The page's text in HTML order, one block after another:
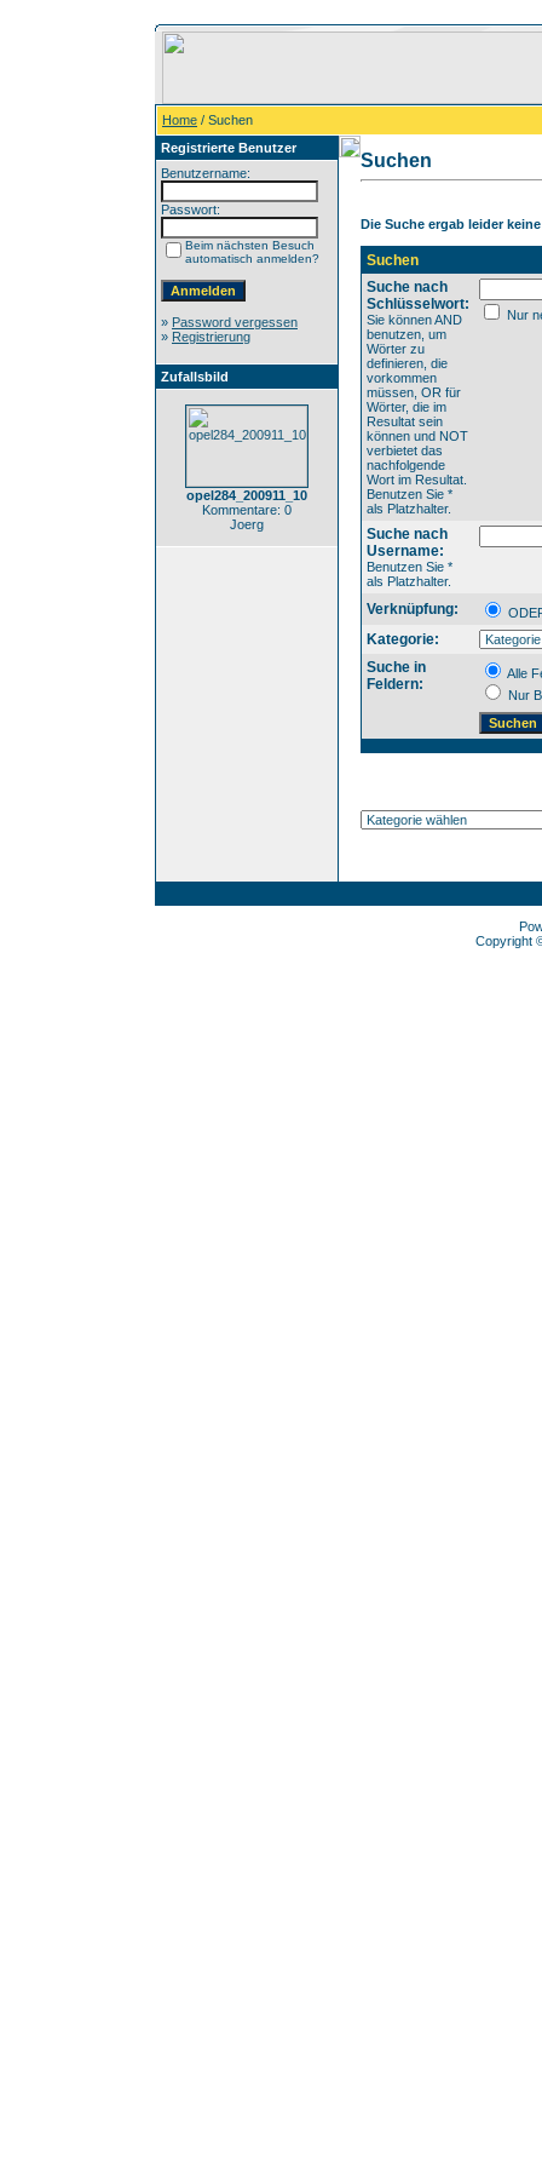
Home / Suchen
Registrierte Benutzer
Benutzername:
Passwort:
Beim nächsten Besuch
automatisch anmelden?
» Password vergessen
» Registrierung
Zufallsbild
opel284_200911_10
Kommentare: 0
Joerg
Suchen
Die Suche ergab leider
Suchen
Suche nach
Schlüsselwort:
Sie können AND
benutzen, um
Wörter zu
definieren, die
vorkommen
müssen, OR für
Wörter, die im
Resultat sein
können und NOT
verbietet das
nachfolgende
Wort im Resultat.
Benutzen Sie *
als Platzhalter.
Nur
Suche nach
Username:
Benutzen Sie *
als Platzhalter.
Verknüpfung:
Kategorie:
Suche in
Feldern:
Alle
Nur
Copyright